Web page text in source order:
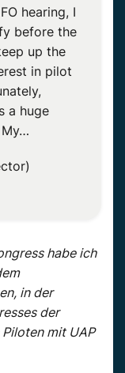
hearing, I
before the
up the
in pilot
a huge
habe ich
in der
der
mit UAP